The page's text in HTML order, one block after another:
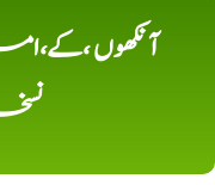
آنکھوں